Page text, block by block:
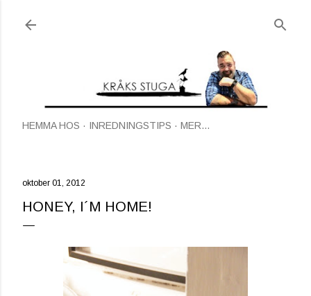
HEMMA HOS INREDNINGSTIPS MER…
oktober 01, 2012
HONEY, I´M HOME!